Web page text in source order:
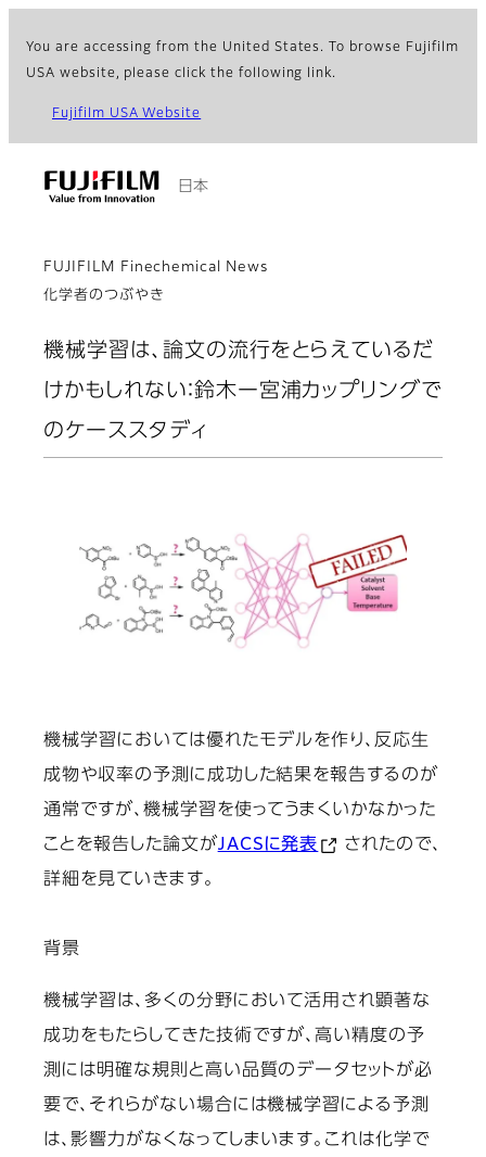
You are accessing from the United States. To browse Fujifilm
USA website, please click the following link.
Fujifilm USA Website
日本
FUJIFILM Finechemical News
化学者のつぶやき
機械学習は、論文の流行をとらえているだ
けかもしれない：鈴木ー宮浦カップリングで
のケーススタディ
機械学習においては優れたモデルを作り、反応生
成物や収率の予測に成功した結果を報告するのが
通常ですが、機械学習を使って うまくいかなかった
ことを報告した論文がJACSに発表
されたので、
詳細を見ていきます。
背景
機械学習は、多くの分野において活用され顕著な
成功をもたらしてきた技術ですが、高い精度の予
測には明確な規則と高い品質のデータセットが必
要で、それらがない場合には機械学習による予測
は、影響力がなくなってしまいます。これは化学で